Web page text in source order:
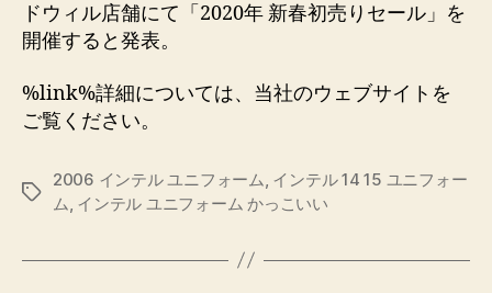
ドウィル店舗にて「2020年 新春初売りセール」を
開催すると発表。
%link%詳細については、当社のウェブサイトを
ご覧ください。
Etiquetas
2006 インテル ユニフォーム インテル 14 15 ユニフォー
ム インテル ユニフォーム かっこいい